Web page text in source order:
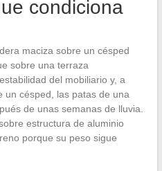
condiciona
maciza sobre un césped
sobre una terraza
del mobiliario y, a
un césped, las patas de una
de unas semanas de lluvia.
estructura de aluminio
porque su peso sigue